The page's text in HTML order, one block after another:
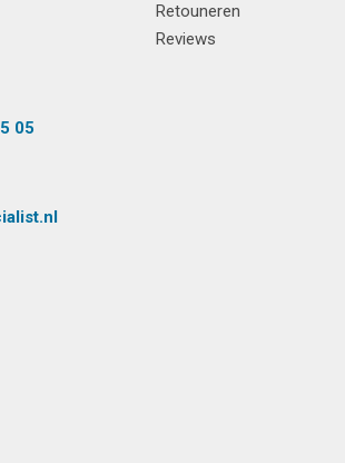
05
Retouneren
Reviews